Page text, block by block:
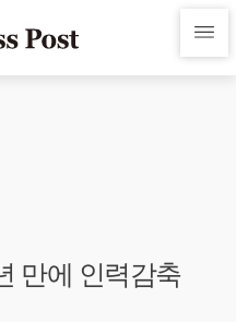
만에 인력감축